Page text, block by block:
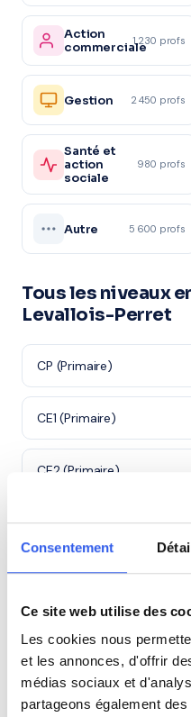
Consentement
Ce site web utilise des
Les cookies nous
et les annonces, d'offrir
médias sociaux et
partageons également
Action
commerciale1 230 profs
Gestion 2 450 profs
Santé et
action
sociale
980 profs
Autre 5 600 profs
Tous les niveaux
Levallois-Perret
CP (Primaire)
CE1 (Primaire)
CE2 (Primaire)
CM1 (Primaire)
CM2 (Primaire)
5ème (Collège)